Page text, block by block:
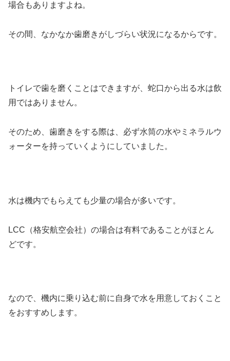
場合もありますよね。
その間、なかなか歯磨きがしづらい状況になるからです。
トイレで歯を磨くことはできますが、蛇口から出る水は飲
用ではありません。
そのため、歯磨きをする際は、必ず水筒の水やミネラルウ
ォーターを持っていくようにしていました。
水は機内でもらえても少量の場合が多いです。
LCC（格安航空会社）の場合は有料であることがほとん
どです。
なので、機内に乗り込む前に自身で水を用意しておくこと
をおすすめします。